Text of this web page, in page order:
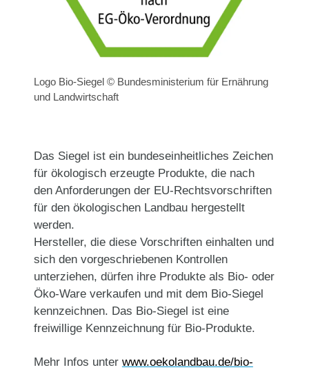
Logo Bio-Siegel © Bundesministerium für Ernährung
und Landwirtschaft
Das Siegel ist ein bundeseinheitliches Zeichen
für ökologisch erzeugte Produkte, die nach
den Anforderungen der EU-Rechtsvorschriften
für den ökologischen Landbau hergestellt
werden.
Hersteller, die diese Vorschriften einhalten und
sich den vorgeschriebenen Kontrollen
unterziehen, dürfen ihre Produkte als Bio- oder
Öko-Ware verkaufen und mit dem Bio-Siegel
kennzeichnen. Das Bio-Siegel ist eine
freiwillige Kennzeichnung für Bio-Produkte.
Mehr Infos unter www.oekolandbau.de/bio-